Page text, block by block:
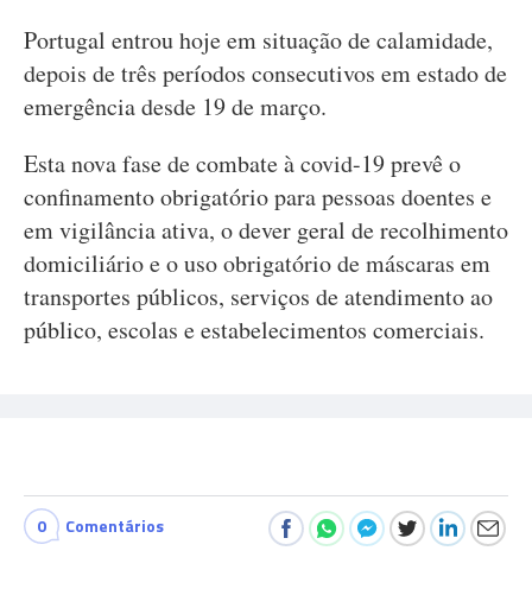
Portugal entrou hoje em situação de calamidade,
depois de três períodos consecutivos em estado de
emergência desde 19 de março.
Esta nova fase de combate à covid-19 prevê o
confinamento obrigatório para pessoas doentes e
em vigilância ativa, o dever geral de recolhimento
domiciliário e o uso obrigatório de máscaras em
transportes públicos, serviços de atendimento ao
público, escolas e estabelecimentos comerciais.
0 Comentários